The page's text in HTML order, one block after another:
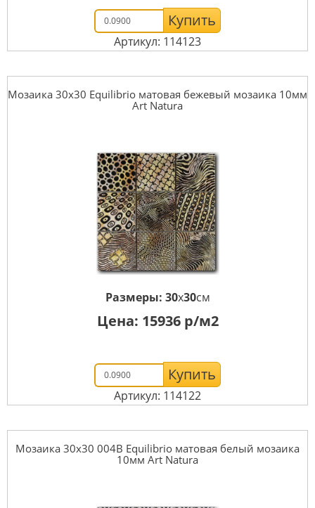
Купить
Артикул: 114123
Мозаика 30x30 Equilibrio матовая бежевый мозаика 10мм
Art Natura
Размеры: 30x30см
Цена: 15936р/м2
Купить
Артикул: 114122
Мозаика 30x30 004B Equilibrio матовая белый мозаика
10мм Art Natura